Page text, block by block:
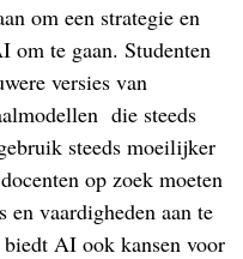
om een strategie en
om te gaan. Studenten
versies van
die steeds
steeds moeilijker
op zoek moeten
en vaardigheden aan te
AI ook kansen voor